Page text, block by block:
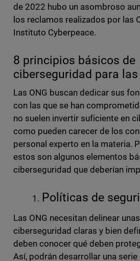
de 2022 hubo un asombroso
los reclamos realizados por las
Instituto Cyberpeace.
8 principios básicos de
ciberseguridad para las
Las ONG buscan dedicar sus
con las que se han
no suelen invertir suficiente en
como pueden carecer de los
personal experto en la materia.
estos son algunos elementos
ciberseguridad que deberían
Políticas de
Las ONG necesitan delinear
ciberseguridad claras y bien
deben conocer qué deben
Así, podrán desarrollar una